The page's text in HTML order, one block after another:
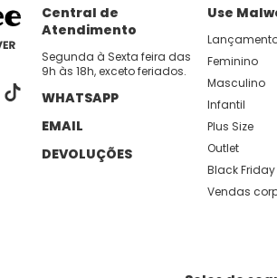
Central de
Atendimento
Segunda à Sexta feira das
9h às 18h, exceto feriados.
WHATSAPP
EMAIL
DEVOLUÇÕES
Use
Feminino
Masculino
Infantil
Plus Size
Outlet
Black Friday
Vendas